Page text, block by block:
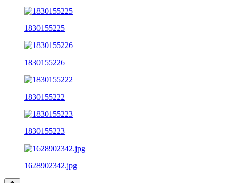
1830155225
1830155226
1830155222
1830155223
1628902342.jpg